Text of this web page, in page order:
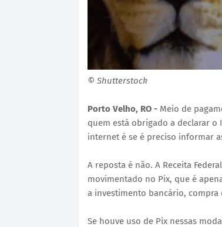
© Shutterstock
Porto Velho, RO - Meio de
quem está obrigado a declarar o
internet é se é preciso informar
A reposta é não. A Receita
movimentado no Pix, que é
a investimento bancário, compra
Se houve uso de Pix nessas